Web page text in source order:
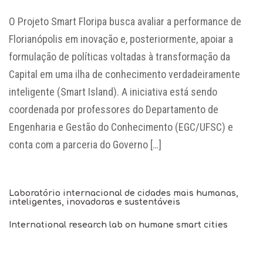
O Projeto Smart Floripa busca avaliar a performance de
Florianópolis em inovação e, posteriormente, apoiar a
formulação de políticas voltadas à transformação da
Capital em uma ilha de conhecimento verdadeiramente
inteligente (Smart Island). A iniciativa está sendo
coordenada por professores do Departamento de
Engenharia e Gestão do Conhecimento (EGC/UFSC) e
conta com a parceria do Governo […]
Laboratório internacional de cidades mais humanas,
inteligentes, inovadoras e sustentáveis
International research lab on humane smart cities